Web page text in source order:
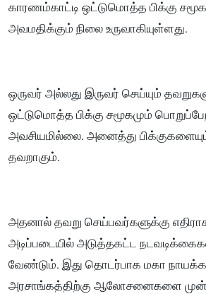
காரணம்காட்டி ஒட்டுமொத்த பிக்கு
அவமதிக்கும் நிலை உருவாகியுள்ளது.
ஒருவர் அல்லது இருவர் செய்யும்
ஒட்டுமொத்த பிக்கு சமூகமும்
அவசியமில்லை. அனைத்து
தவறாகும்.
அதனால் தவறு செய்பவர்களுக்கு
அடிப்படையில் அடுத்தகட்ட
வேண்டும். இது தொடர்பாக மகா
அரசாங்கத்திற்கு ஆலோசனைகளை